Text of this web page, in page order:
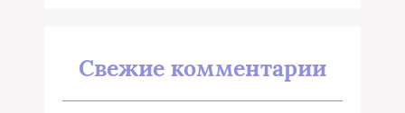
Свежие комментарии